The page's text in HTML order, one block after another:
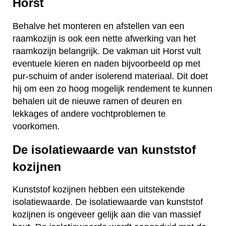
Horst
Behalve het monteren en afstellen van een
raamkozijn is ook een nette afwerking van het
raamkozijn belangrijk. De vakman uit Horst vult
eventuele kieren en naden bijvoorbeeld op met
pur-schuim of ander isolerend materiaal. Dit doet
hij om een zo hoog mogelijk rendement te kunnen
behalen uit de nieuwe ramen of deuren en
lekkages of andere vochtproblemen te
voorkomen.
De isolatiewaarde van kunststof
kozijnen
Kunststof kozijnen hebben een uitstekende
isolatiewaarde. De isolatiewaarde van kunststof
kozijnen is ongeveer gelijk aan die van massief